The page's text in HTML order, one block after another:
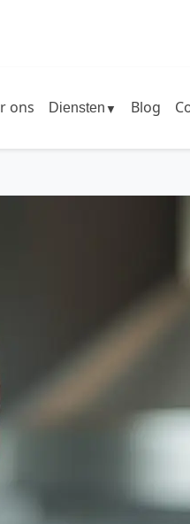
ons Diensten ▼ Blog